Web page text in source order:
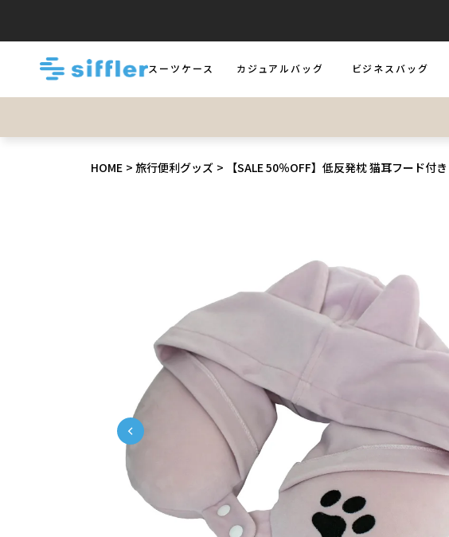
スーツケース
カジュアルバッグ
ビジネスバッグ
HOME 旅行便利グッズ 【SALE 50％OFF】低反発枕 猫耳フード付